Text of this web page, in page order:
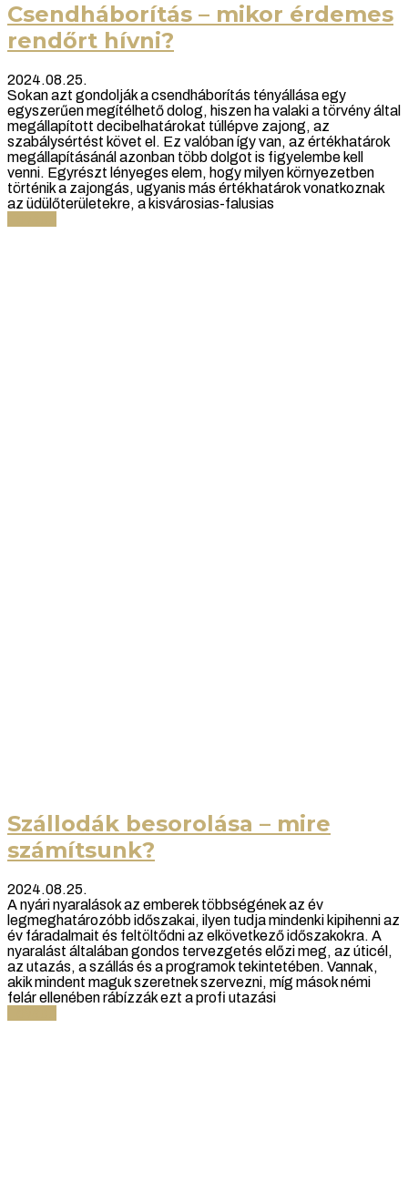
Csendháborítás – mikor érdemes
rendőrt hívni?
2024.08.25.
Sokan azt gondolják a csendháborítás tényállása egy
egyszerűen megítélhető dolog, hiszen ha valaki a törvény által
megállapított decibelhatárokat túllépve zajong, az
szabálysértést követ el. Ez valóban így van, az értékhatárok
megállapításánál azonban több dolgot is figyelembe kell
venni. Egyrészt lényeges elem, hogy milyen környezetben
történik a zajongás, ugyanis más értékhatárok vonatkoznak
az üdülőterületekre, a kisvárosias-falusias
Szállodák besorolása – mire
számítsunk?
2024.08.25.
A nyári nyaralások az emberek többségének az év
legmeghatározóbb időszakai, ilyen tudja mindenki kipihenni az
év fáradalmait és feltöltődni az elkövetkező időszakokra. A
nyaralást általában gondos tervezgetés előzi meg, az úticél,
az utazás, a szállás és a programok tekintetében. Vannak,
akik mindent maguk szeretnek szervezni, míg mások némi
felár ellenében rábízzák ezt a profi utazási